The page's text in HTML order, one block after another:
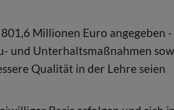
Millionen Euro angegeben -
und Unterhaltsmaßnahmen
Qualität in der Lehre seien